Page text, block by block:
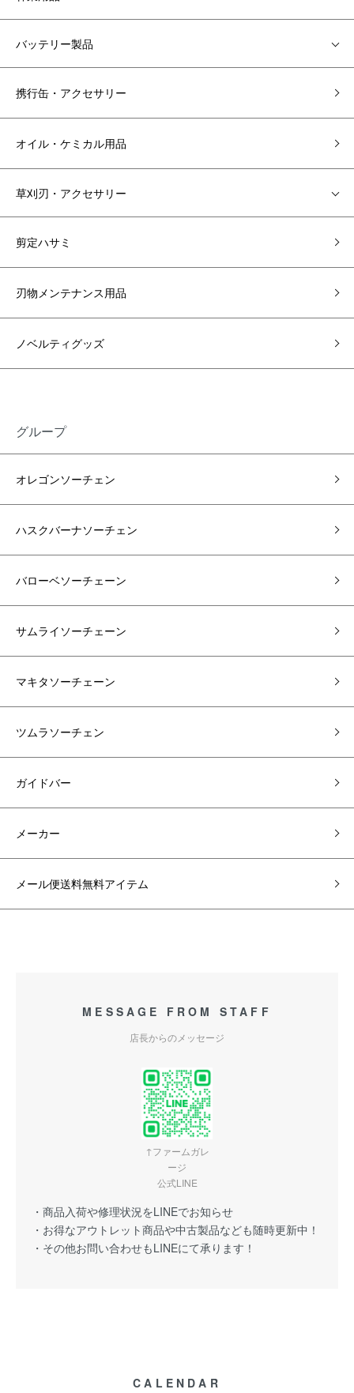
バッテリー製品
携行缶・アクセサリー
オイル・ケミカル用品
草刈刃・アクセサリー
剪定ハサミ
刃物メンテナンス用品
ノベルティグッズ
グループ
オレゴンソーチェン
ハスクバーナソーチェン
バローベソーチェーン
サムライソーチェーン
マキタソーチェーン
ツムラソーチェン
ガイドバー
メーカー
メール便送料無料アイテム
MESSAGE FROM STAFF
店長からのメッセージ
↑ファームガレ
ージ
公式LINE
・商品入荷や修理状況をLINEでお知らせ
・お得なアウトレット商品や中古製品なども随時更新中！
・その他お問い合わせもLINEにて承ります！
CALENDAR